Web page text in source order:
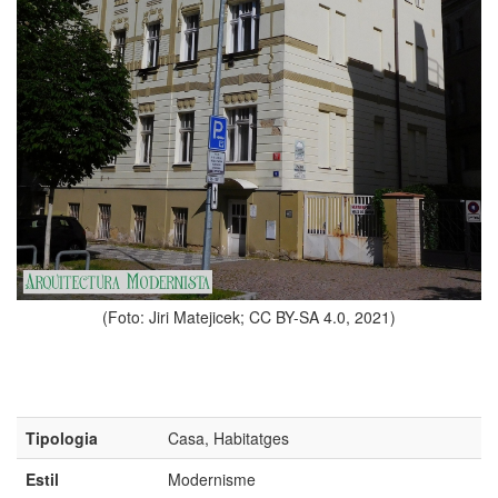
(Foto: Jiri Matejicek; CC BY-SA 4.0, 2021)
Tipologia
Casa, Habitatges
Estil
Modernisme